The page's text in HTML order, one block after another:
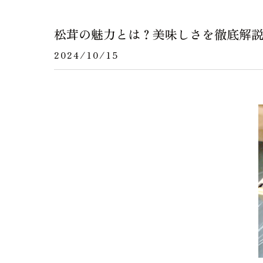
松茸の魅力とは？美味しさを徹底解説
2024/10/15